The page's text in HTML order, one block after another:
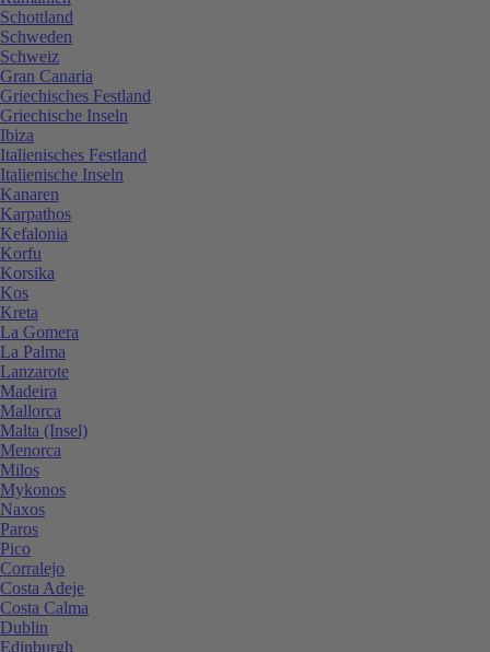
Schottland
Schweden
Schweiz
Gran Canaria
Griechisches Festland
Griechische Inseln
Ibiza
Italienisches Festland
Italienische Inseln
Kanaren
Karpathos
Kefalonia
Korfu
Korsika
Kos
Kreta
La Gomera
La Palma
Lanzarote
Madeira
Mallorca
Malta (Insel)
Menorca
Milos
Mykonos
Naxos
Paros
Pico
Corralejo
Costa Adeje
Costa Calma
Dublin
Edinburgh